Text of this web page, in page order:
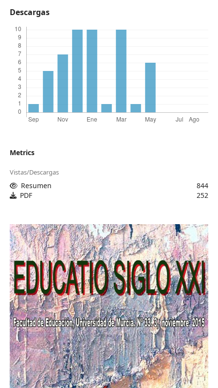
Descargas
Metrics
Vistas/Descargas
Resumen
844
PDF
252